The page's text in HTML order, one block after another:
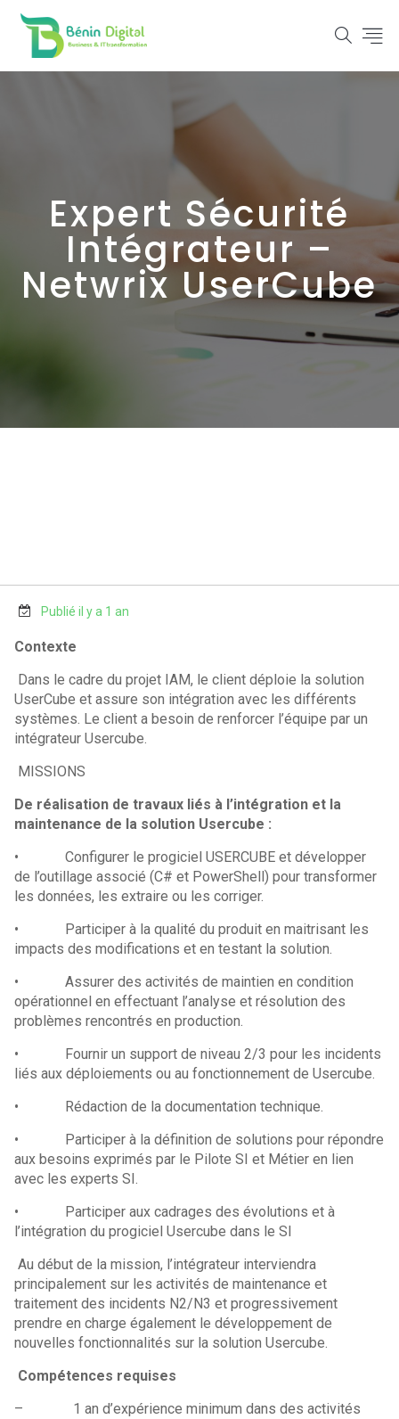
Expert Sécurité
Intégrateur –
Netwrix UserCube
Publié il y a 1 an
Contexte
Dans le cadre du projet IAM, le client déploie la solution
UserCube et assure son intégration avec les différents
systèmes. Le client a besoin de renforcer l’équipe par un
intégrateur Usercube.
MISSIONS
De réalisation de travaux liés à l’intégration et la
maintenance de la solution Usercube :
• Configurer le progiciel USERCUBE et développer
de l’outillage associé (C# et PowerShell) pour transformer
les données, les extraire ou les corriger.
• Participer à la qualité du produit en maitrisant les
impacts des modifications et en testant la solution.
• Assurer des activités de maintien en condition
opérationnel en effectuant l’analyse et résolution des
problèmes rencontrés en production.
• Fournir un support de niveau 2/3 pour les incidents
liés aux déploiements ou au fonctionnement de Usercube.
• Rédaction de la documentation technique.
• Participer à la définition de solutions pour répondre
aux besoins exprimés par le Pilote SI et Métier en lien
avec les experts SI.
• Participer aux cadrages des évolutions et à
l’intégration du progiciel Usercube dans le SI
Au début de la mission, l’intégrateur interviendra
principalement sur les activités de maintenance et
traitement des incidents N2/N3 et progressivement
prendre en charge également le développement de
nouvelles fonctionnalités sur la solution Usercube.
Compétences requises
– 1 an d’expérience minimum dans des activités